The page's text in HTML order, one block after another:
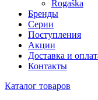
Rogaška
Бренды
Серии
Поступления
Акции
Доставка и
Контакты
Каталог товаров